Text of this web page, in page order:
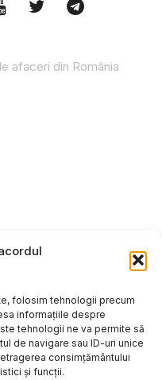
folosim tehnologii precum
informațiile despre
tehnologii ne va permite să
de navigare sau ID-uri unice
consimțământului
și funcții.
afaceri din România